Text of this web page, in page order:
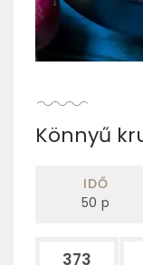
Könnyű
IDŐ
50 p
373